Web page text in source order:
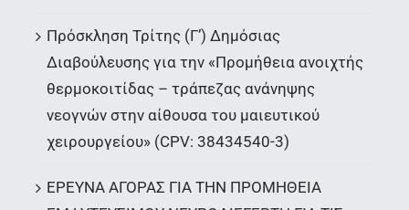
Πρόσκληση Τρίτης (Γ’) Δημόσιας
Διαβούλευσης για την «Προμήθεια ανοιχτής
θερμοκοιτίδας – τράπεζας ανάνηψης
νεογνών στην αίθουσα του μαιευτικού
χειρουργείου» (CPV: 38434540-3)
ΕΡΕΥΝΑ ΑΓΟΡΑΣ ΓΙΑ ΤΗΝ ΠΡΟΜΗΘΕΙΑ